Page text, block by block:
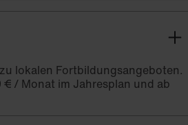
lokalen Fortbildungsangeboten.
/ Monat im Jahresplan und ab